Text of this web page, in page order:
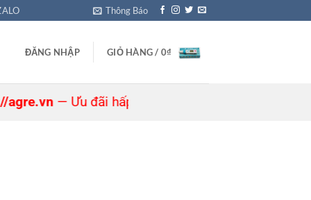
Thông Báo
ĐĂNG NHẬP GIỎ HÀNG / 0₫
— Ưu đãi hấp dẫn đang chờ bạn! 🎁